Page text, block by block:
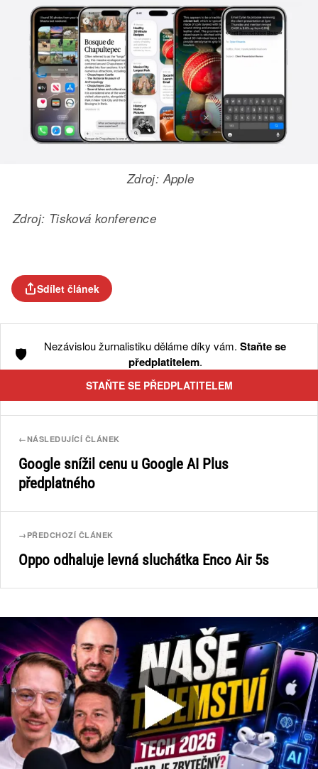
Zdroj: Apple
Zdroj: Tisková konference
Sdílet článek
🛡️ Nezávislou žurnalistiku děláme díky vám. Staňte se
předplatitelem.
STAŇTE SE PŘEDPLATITELEM
←NÁSLEDUJÍCÍ ČLÁNEK
Google snížil cenu u Google AI Plus
předplatného
→ PŘEDCHOZÍ ČLÁNEK
Oppo odhaluje levná sluchátka Enco Air 5s